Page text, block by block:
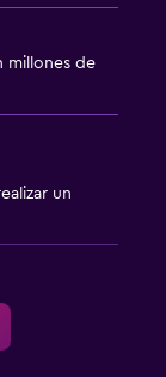
millones de
un